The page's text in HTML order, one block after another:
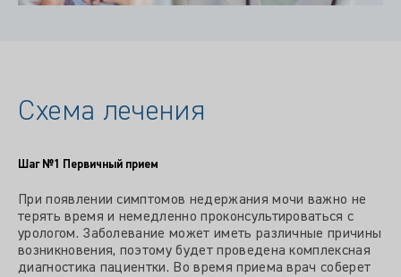
Схема лечения
Шаг №1 Первичный прием
При появлении симптомов недержания мочи важно не
терять время и немедленно проконсультироваться с
урологом. Заболевание может иметь различные причины
возникновения, поэтому будет проведена комплексная
диагностика пациентки. Во время приема врач соберет